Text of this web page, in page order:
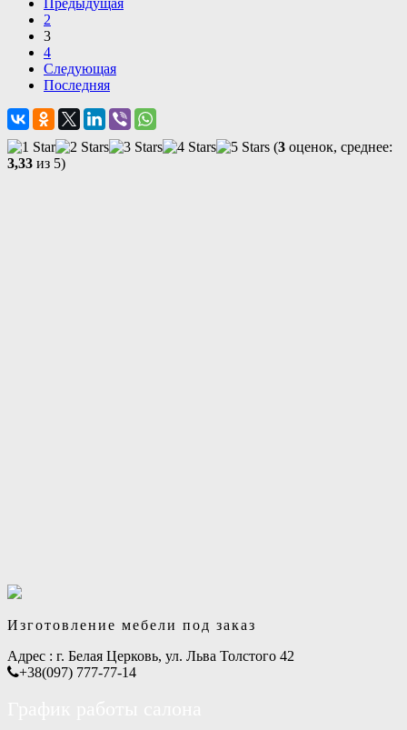
Предыдущая
2
3
4
Следующая
Последняя
(3 оценок, среднее:
3,33 из 5)
Изготовление мебели под заказ
Адрес : г. Белая Церковь, ул. Льва Толстого 42
+38(097) 777-77-14